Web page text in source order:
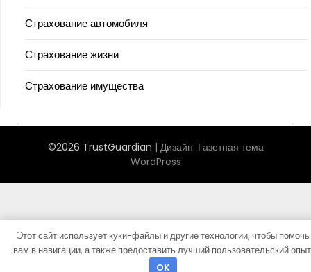
Страхование автомобиля
Страхование жизни
Страхование имущества
©2026 TrustGuardian | Дизайн: Газетная тема
WordPress
Этот сайт использует куки-файлы и другие технологии, чтобы помочь
вам в навигации, а также предоставить лучший пользовательский
OK